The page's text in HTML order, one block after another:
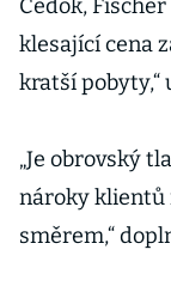
Čedok,
klesající cena
kratší pobyty,“
„Je obrovský
nároky klientů
směrem,“